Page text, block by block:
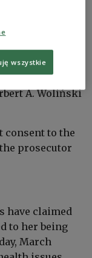
wall of
clot and
branch of
District
A. Woliński
consent to the
prosecutor
have claimed
to her being
March
wszystkie